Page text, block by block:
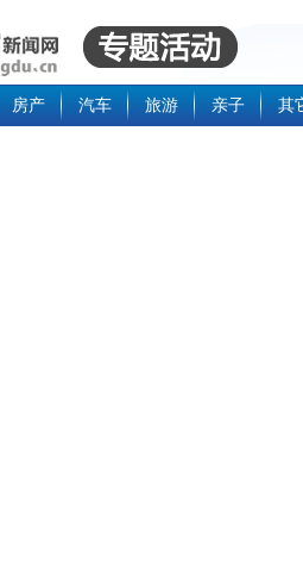
房产 汽车 旅游 亲子 其